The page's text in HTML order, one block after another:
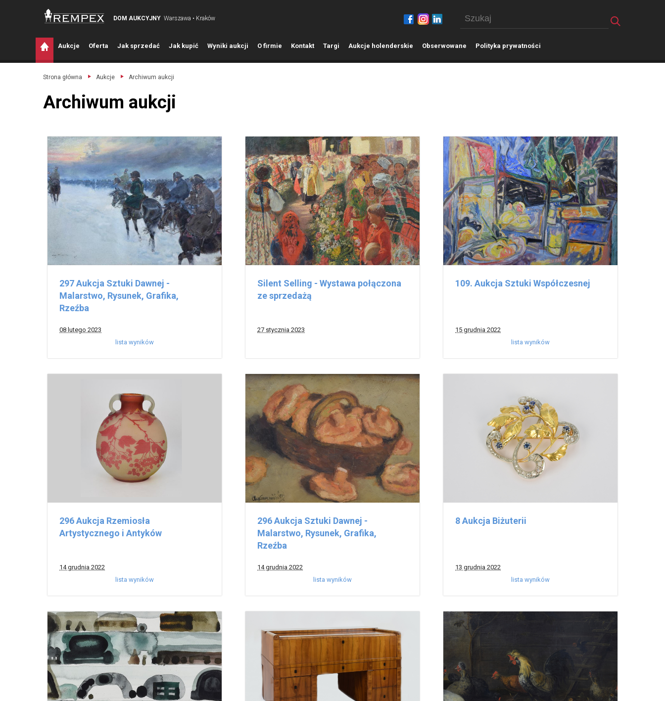
DOM AUKCYJNY Warszawa • Kraków
Aukcje Oferta Jak sprzedać Jak kupić Wyniki aukcji O firmie Kontakt Targi Aukcje holenderskie Obserwowane Polityka prywatności
Strona główna Aukcje Archiwum aukcji
Archiwum aukcji
297 Aukcja Sztuki Dawnej -
Malarstwo, Rysunek, Grafika,
Rzeźba
08 lutego 2023
lista wyników
Silent Selling - Wystawa połączona
ze sprzedażą
27 stycznia 2023
109. Aukcja Sztuki Współczesnej
15 grudnia 2022
lista wyników
296 Aukcja Rzemiosła
Artystycznego i Antyków
14 grudnia 2022
lista wyników
296 Aukcja Sztuki Dawnej -
Malarstwo, Rysunek, Grafika,
Rzeźba
14 grudnia 2022
lista wyników
8 Aukcja Biżuterii
13 grudnia 2022
lista wyników